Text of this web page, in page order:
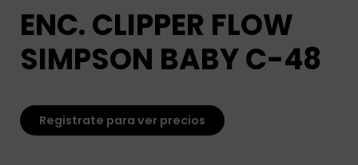
ENC. CLIPPER FLOW
SIMPSON BABY C-48
Registrate para ver precios